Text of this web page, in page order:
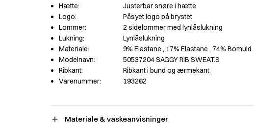
Hætte:
Justerbar snøre i hætte
Logo:
Påsyet logo på brystet
Lommer:
2 sidelommer med lynlåslukning
Lukning:
Lynlåslukning
Materiale:
9% Elastane , 17% Elastane , 74% Bomuld
Modelnavn:
50537204 SAGGY RIB SWEAT.S
Ribkant:
Ribkant i bund og ærmekant
Varenummer:
193262
Materiale & vaskeanvisninger